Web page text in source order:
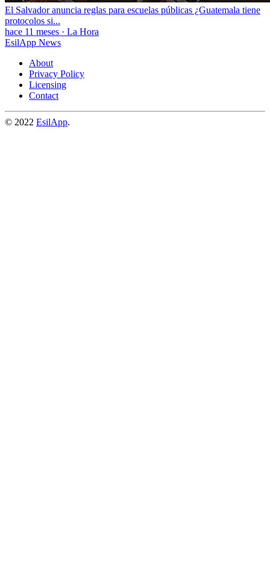
El Salvador anuncia reglas para escuelas públicas ¿Guatemala tiene
protocolos si...
hace 11 meses · La Hora
EsilApp News
About
Privacy Policy
Licensing
Contact
© 2022 EsilApp.